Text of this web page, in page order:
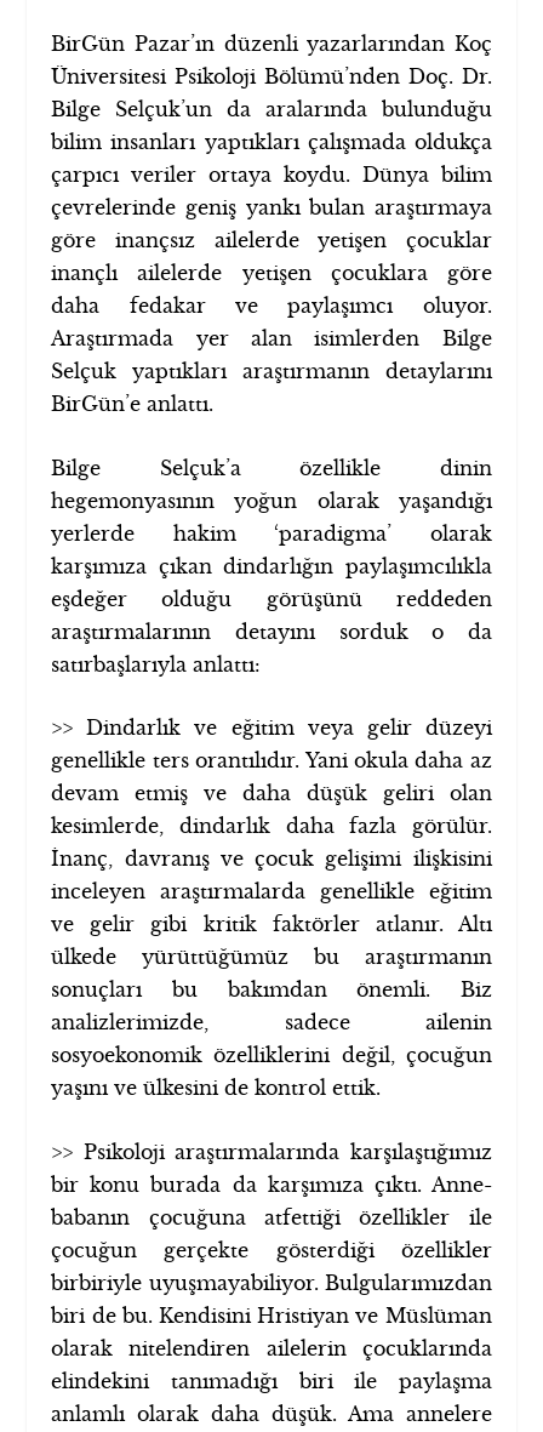
BirGün Pazar’ın düzenli yazarlarından Koç
Üniversitesi Psikoloji Bölümü’nden Doç. Dr.
Bilge Selçuk’un da aralarında bulunduğu
bilim insanları yaptıkları çalışmada oldukça
çarpıcı veriler ortaya koydu. Dünya bilim
çevrelerinde geniş yankı bulan araştırmaya
göre inançsız ailelerde yetişen çocuklar
inançlı ailelerde yetişen çocuklara göre
daha fedakar ve paylaşımcı oluyor.
Araştırmada yer alan isimlerden Bilge
Selçuk yaptıkları araştırmanın detaylarını
BirGün’e anlattı.
Bilge Selçuk’a özellikle dinin
hegemonyasının yoğun olarak yaşandığı
yerlerde hakim ‘paradigma’ olarak
karşımıza çıkan dindarlığın paylaşımcılıkla
eşdeğer olduğu görüşünü reddeden
araştırmalarının detayını sorduk o da
satırbaşlarıyla anlattı:
>> Dindarlık ve eğitim veya gelir düzeyi
genellikle ters orantılıdır. Yani okula daha az
devam etmiş ve daha düşük geliri olan
kesimlerde, dindarlık daha fazla görülür.
İnanç, davranış ve çocuk gelişimi ilişkisini
inceleyen araştırmalarda genellikle eğitim
ve gelir gibi kritik faktörler atlanır. Altı
ülkede yürüttüğümüz bu araştırmanın
sonuçları bu bakımdan önemli. Biz
analizlerimizde, sadece ailenin
sosyoekonomik özelliklerini değil, çocuğun
yaşını ve ülkesini de kontrol ettik.
>> Psikoloji araştırmalarında karşılaştığımız
bir konu burada da karşımıza çıktı. Anne-
babanın çocuğuna atfettiği özellikler ile
çocuğun gerçekte gösterdiği özellikler
birbiriyle uyuşmayabiliyor. Bulgularımızdan
biri de bu. Kendisini Hristiyan ve Müslüman
olarak nitelendiren ailelerin çocuklarında
elindekini tanımadığı biri ile paylaşma
anlamlı olarak daha düşük. Ama annelere